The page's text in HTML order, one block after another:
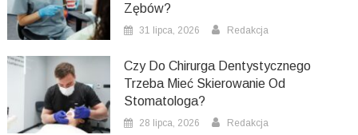
Zębów?
31 lipca, 2026 Redakcja
Czy Do Chirurga Dentystycznego
Trzeba Mieć Skierowanie Od
Stomatologa?
28 lipca, 2026 Redakcja